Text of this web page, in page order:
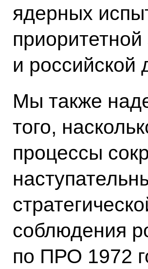
ядерных
и российской
Мы также
того,
процессы
соблюдения
по ПРО 1972